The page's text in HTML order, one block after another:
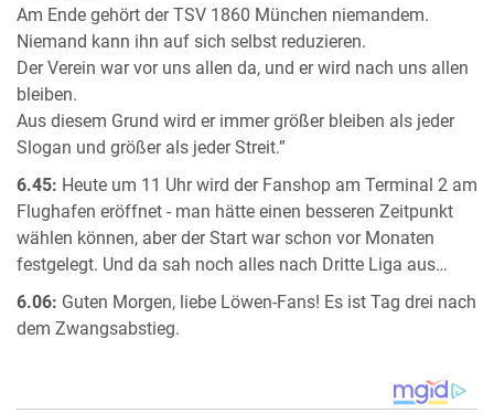
Am Ende gehört der TSV 1860 München niemandem.
Niemand kann ihn auf sich selbst reduzieren.
Der Verein war vor uns allen da, und er wird nach uns allen
bleiben.
Aus diesem Grund wird er immer größer bleiben als jeder
Slogan und größer als jeder Streit.”
6.45: Heute um 11 Uhr wird der Fanshop am Terminal 2 am
Flughafen eröffnet - man hätte einen besseren Zeitpunkt
wählen können, aber der Start war schon vor Monaten
festgelegt. Und da sah noch alles nach Dritte Liga aus…
6.06: Guten Morgen, liebe Löwen-Fans! Es ist Tag drei nach
dem Zwangsabstieg.